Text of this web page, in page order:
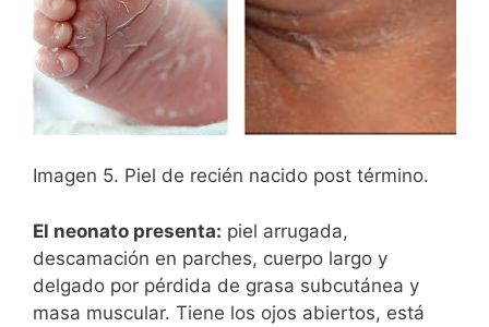
Imagen 5. Piel de recién nacido post término.
El neonato presenta: piel arrugada,
descamación en parches, cuerpo largo y
delgado por pérdida de grasa subcutánea y
masa muscular. Tiene los ojos abiertos, está